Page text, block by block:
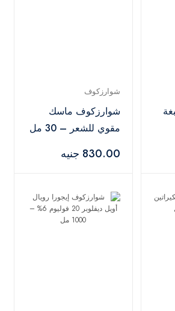
شوارزكوف
شوارزكوف ماسك
مقوي للشعر – 30 مل
830.00 جنيه